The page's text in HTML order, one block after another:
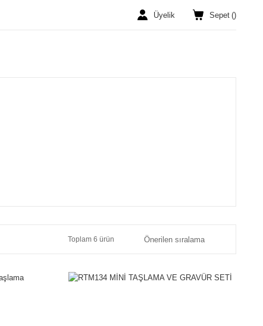
Üyelik Sepet ()
Toplam 6 ürün